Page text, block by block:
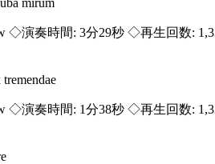
mirum
◇演奏時間: 3分29秒 ◇再生回数:
◇演奏時間: 1分38秒 ◇再生回数: